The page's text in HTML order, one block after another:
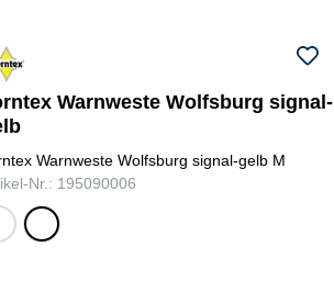
Warnweste Wolfsburg signal-
Warnweste Wolfsburg signal-gelb M
Nr.: 195090006
nal